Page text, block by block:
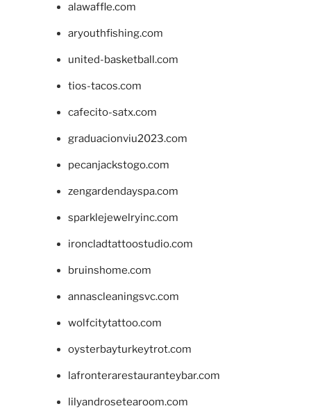
alawaffle.com
aryouthfishing.com
united-basketball.com
tios-tacos.com
cafecito-satx.com
graduacionviu2023.com
pecanjackstogo.com
zengardendayspa.com
sparklejewelryinc.com
ironcladtattoostudio.com
bruinshome.com
annascleaningsvc.com
wolfcitytattoo.com
oysterbayturkeytrot.com
lafronterarestauranteybar.com
lilyandrosetearoom.com